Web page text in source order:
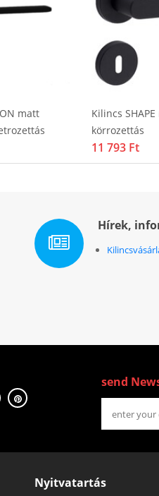
matt
Kilincs
körrozettás
11 793 Ft
Hírek,
send
Nyitvatartás